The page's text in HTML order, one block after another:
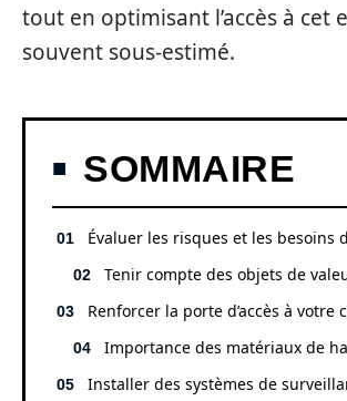
tout en optimisant l’accès à cet
souvent sous-estimé.
SOMMAIRE
Évaluer les risques et les besoins
Tenir compte des objets de
Renforcer la porte d’accès à votre
Importance des matériaux de
Installer des systèmes de